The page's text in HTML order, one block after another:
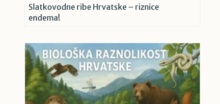
Slatkovodne ribe Hrvatske – riznice
endema!